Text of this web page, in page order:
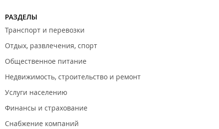
РАЗДЕЛЫ
Транспорт и перевозки
Отдых, развлечения, спорт
Общественное питание
Недвижимость, строительство и ремонт
Услуги населению
Финансы и страхование
Снабжение компаний